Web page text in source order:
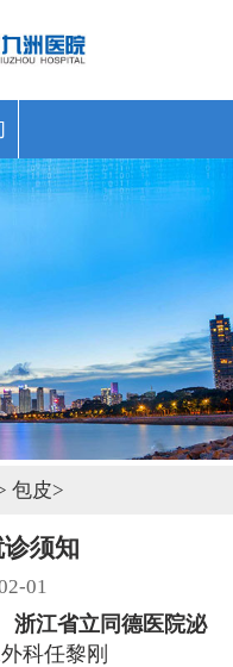
包皮>
须知
01
浙江省立同德医院泌
科任黎刚